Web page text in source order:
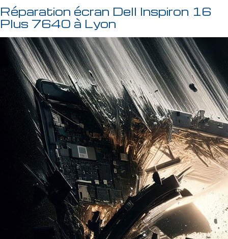
Réparation écran Dell Inspiron 16
Plus 7640 à Lyon